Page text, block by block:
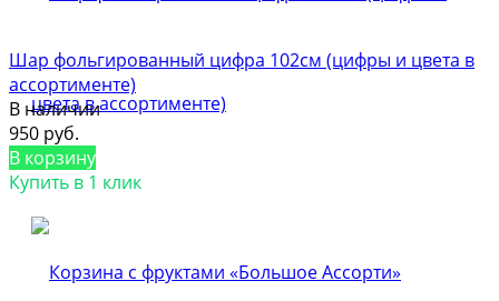
Шар фольгированный цифра 102см (цифры и цвета в
ассортименте)
В наличии
950 руб.
В корзину
Купить в 1 клик